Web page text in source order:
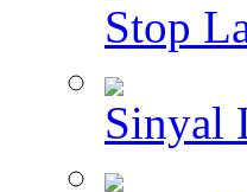
Stop
Sinyal